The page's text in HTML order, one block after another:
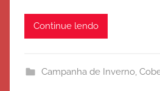
Continue lendo
Campanha de Inverno,